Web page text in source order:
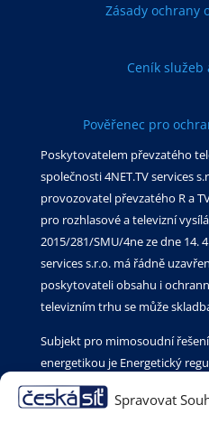
Spravovat
Zásady ochrany
Ceník
Pověřenec pro
Poskytovatelem převzatého
společnosti 4NET.TV services
provozovatel převzatého R a
pro rozhlasové a televizní
2015/281/SMU/4ne ze dne 14.
services s.r.o. má řádně
poskytovateli obsahu i
televizním trhu se může
Subjekt pro mimosoudní
energetikou je Energetický
na https://eru.gov.cz/
spotrebitele-v-jihlave